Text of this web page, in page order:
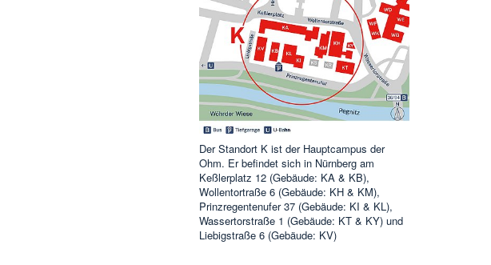
Der Standort K ist der Hauptcampus der
Ohm. Er befindet sich in Nürnberg am
Keßlerplatz 12 (Gebäude: KA & KB),
Wollentortraße 6 (Gebäude: KH & KM),
Prinzregentenufer 37 (Gebäude: KI & KL),
Wassertorstraße 1 (Gebäude: KT & KY) und
Liebigstraße 6 (Gebäude: KV)